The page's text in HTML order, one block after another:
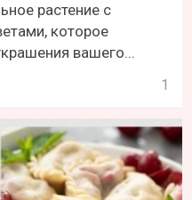
растение с
которое
вашего...
1